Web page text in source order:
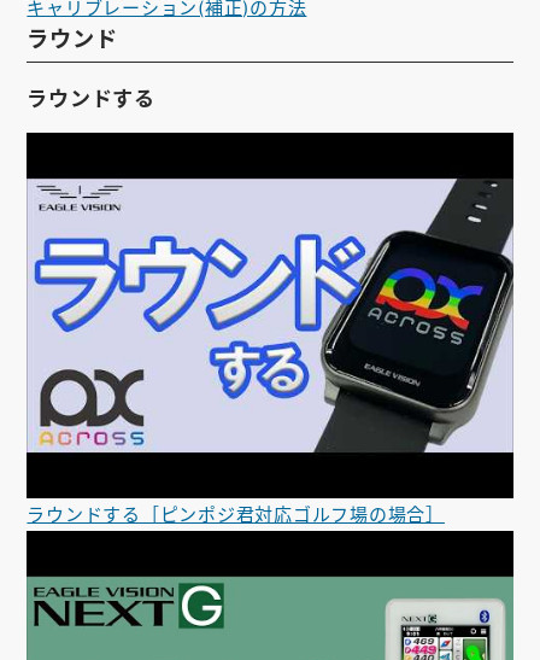
キャリブレーション(補正)の方法
ラウンド
ラウンドする
ラウンドする［ピンポジ君対応ゴルフ場の場合］